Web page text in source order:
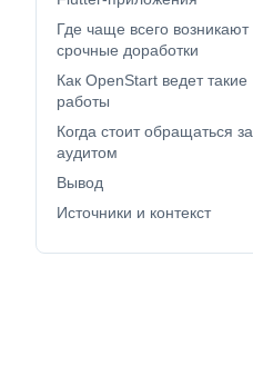
Где чаще всего возникают
срочные доработки
Как OpenStart ведет такие
работы
Когда стоит обращаться за
аудитом
Вывод
Источники и контекст